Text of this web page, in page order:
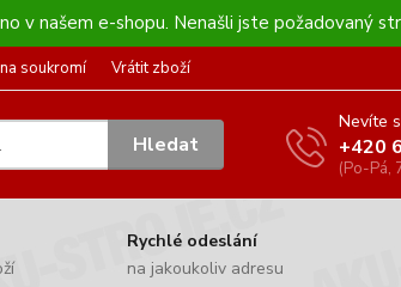
v našem e-shopu. Nenašli jste požadovaný
soukromí Vrátit zboží
Hledat
Nevíte
+420
(Po-Pá,
Rychlé odeslání
na jakoukoliv adresu